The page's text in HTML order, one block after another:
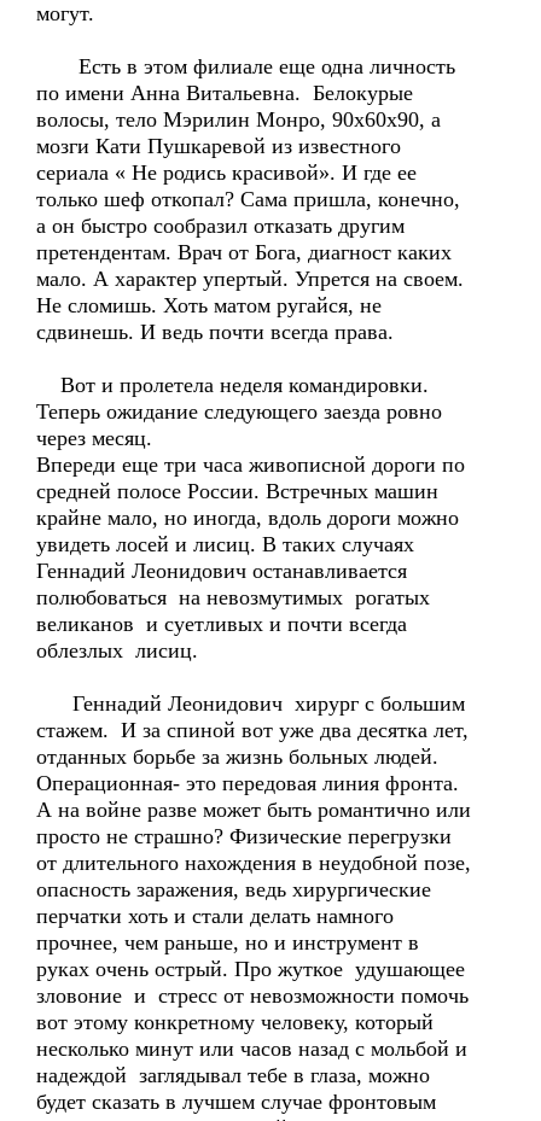
могут.
Есть в этом филиале еще одна личность
по имени Анна Витальевна. Белокурые
волосы, тело Мэрилин Монро, 90х60х90, а
мозги Кати Пушкаревой из известного
сериала « Не родись красивой». И где ее
только шеф откопал? Сама пришла, конечно,
а он быстро сообразил отказать другим
претендентам. Врач от Бога, диагност каких
мало. А характер упертый. Упрется на своем.
Не сломишь. Хоть матом ругайся, не
сдвинешь. И ведь почти всегда права.
Вот и пролетела неделя командировки.
Теперь ожидание следующего заезда ровно
через месяц.
Впереди еще три часа живописной дороги по
средней полосе России. Встречных машин
крайне мало, но иногда, вдоль дороги можно
увидеть лосей и лисиц. В таких случаях
Геннадий Леонидович останавливается
полюбоваться на невозмутимых рогатых
великанов и суетливых и почти всегда
облезлых лисиц.
Геннадий Леонидович хирург с большим
стажем. И за спиной вот уже два десятка лет,
отданных борьбе за жизнь больных людей.
Операционная- это передовая линия фронта.
А на войне разве может быть романтично или
просто не страшно? Физические перегрузки
от длительного нахождения в неудобной позе,
опасность заражения, ведь хирургические
перчатки хоть и стали делать намного
прочнее, чем раньше, но и инструмент в
руках очень острый. Про жуткое удушающее
зловоние и стресс от невозможности помочь
вот этому конкретному человеку, который
несколько минут или часов назад с мольбой и
надеждой заглядывал тебе в глаза, можно
будет сказать в лучшем случае фронтовым